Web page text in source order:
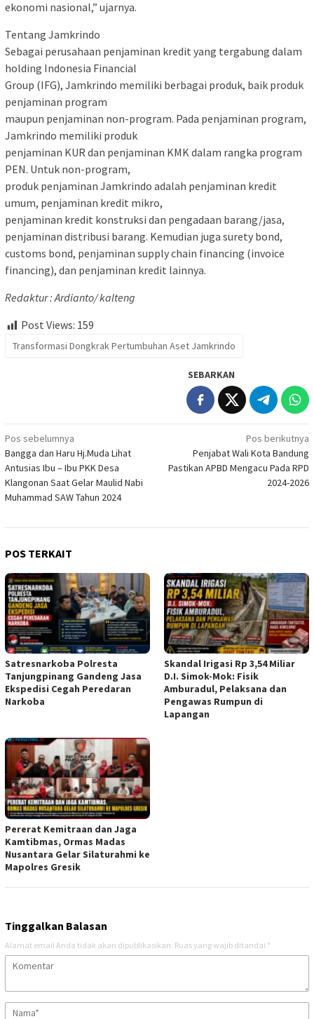
ekonomi nasional,” ujarnya.
Tentang Jamkrindo
Sebagai perusahaan penjaminan kredit yang tergabung dalam
holding Indonesia Financial
Group (IFG), Jamkrindo memiliki berbagai produk, baik produk
penjaminan program
maupun penjaminan non-program. Pada penjaminan program,
Jamkrindo memiliki produk
penjaminan KUR dan penjaminan KMK dalam rangka program
PEN. Untuk non-program,
produk penjaminan Jamkrindo adalah penjaminan kredit
umum, penjaminan kredit mikro,
penjaminan kredit konstruksi dan pengadaan barang/jasa,
penjaminan distribusi barang. Kemudian juga surety bond,
customs bond, penjaminan supply chain financing (invoice
financing), dan penjaminan kredit lainnya.
Redaktur : Ardianto/ kalteng
Post Views: 159
Transformasi Dongkrak Pertumbuhan Aset Jamkrindo
SEBARKAN
Navigasi
pos
Pos sebelumnya
Bangga dan Haru Hj.Muda Lihat
Antusias Ibu – Ibu PKK Desa
Klangonan Saat Gelar Maulid Nabi
Muhammad SAW Tahun 2024
Pos berikutnya
Penjabat Wali Kota Bandung
Pastikan APBD Mengacu Pada RPD
2024-2026
POS TERKAIT
Satresnarkoba Polresta
Tanjungpinang Gandeng Jasa
Ekspedisi Cegah Peredaran
Narkoba
Skandal Irigasi Rp 3,54 Miliar
D.I. Simok-Mok: Fisik
Amburadul, Pelaksana dan
Pengawas Rumpun di
Lapangan
Pererat Kemitraan dan Jaga
Kamtibmas, Ormas Madas
Nusantara Gelar Silaturahmi ke
Mapolres Gresik
Tinggalkan Balasan
Alamat email Anda tidak akan dipublikasikan. Ruas yang wajib ditandai *